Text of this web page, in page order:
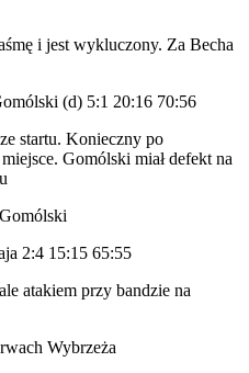
i jest wykluczony. Za Becha
(d) 5:1 20:16 70:56
startu. Konieczny po
Gomólski miał defekt na
2:4 15:15 65:55
atakiem przy bandzie na
Wybrzeża